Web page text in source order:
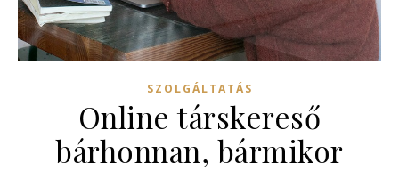
SZOLGÁLTATÁS
Online társkereső
bárhonnan, bármikor